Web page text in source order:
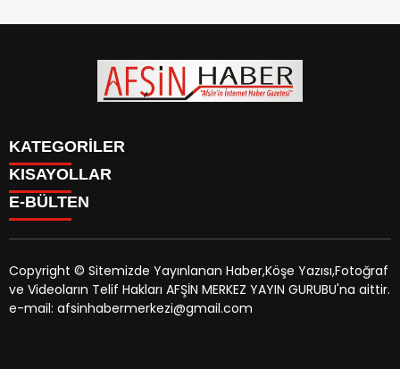
KATEGORİLER
SİYASET
EĞİTİM
MAGAZİN
MANŞETLER
ÖZEL HABER
KISAYOLLAR
SİYASET
EĞİTİM
KÜLTÜR SANAT
MAGAZİN
MANŞETLER
E-BÜLTEN
afsinhaber.com e-bültenine abone olarak, tarafınıza haber,
duyuru ve kampanya içerikli e-postaların gönderilmesini
Copyright © Sitemizde Yayınlanan Haber,Köşe Yazısı,Fotoğraf
ve Videoların Telif Hakları AFŞİN MERKEZ YAYIN GURUBU'na aittir.
e-mail: afsinhabermerkezi@gmail.com